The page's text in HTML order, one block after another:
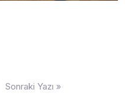
Sonraki Yazı »